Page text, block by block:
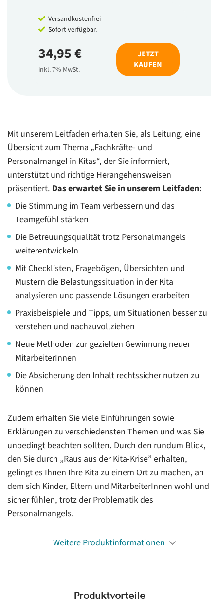
Versandkostenfrei
Sofort verfügbar.
34,95 €
inkl. 7% MwSt.
JETZT
KAUFEN
Mit unserem Leitfaden erhalten Sie, als Leitung, eine
Übersicht zum Thema „Fachkräfte- und
Personalmangel in Kitas“, der Sie informiert,
unterstützt und richtige Herangehensweisen
präsentiert. Das erwartet Sie in unserem Leitfaden:
Die Stimmung im Team verbessern und das
Teamgefühl stärken
Die Betreuungsqualität trotz Personalmangels
weiterentwickeln
Mit Checklisten, Fragebögen, Übersichten und
Mustern die Belastungssituation in der Kita
analysieren und passende Lösungen erarbeiten
Praxisbeispiele und Tipps, um Situationen besser zu
verstehen und nachzuvollziehen
Neue Methoden zur gezielten Gewinnung neuer
MitarbeiterInnen
Die Absicherung den Inhalt rechtssicher nutzen zu
können
Zudem erhalten Sie viele Einführungen sowie
Erklärungen zu verschiedensten Themen und was Sie
unbedingt beachten sollten. Durch den rundum Blick,
den Sie durch „Raus aus der Kita-Krise” erhalten,
gelingt es Ihnen Ihre Kita zu einem Ort zu machen, an
dem sich Kinder, Eltern und MitarbeiterInnen wohl und
sicher fühlen, trotz der Problematik des
Personalmangels.
Weitere Produktinformationen
Produktvorteile